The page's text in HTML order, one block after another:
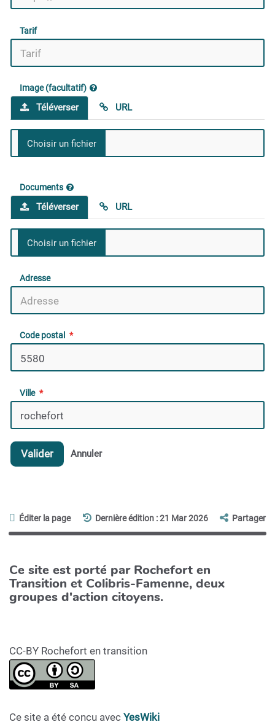
Tarif
Image (facultatif)
Téléverser URL
Documents
Téléverser URL
Adresse
Code postal
Ville
Valider Annuler
Éditer la page Dernière édition : 21 Mar 2026 Partager
Ce site est porté par Rochefort en
Transition et Colibris-Famenne, deux
groupes d'action citoyens.
CC-BY Rochefort en transition
Ce site a été concu avec YesWiki